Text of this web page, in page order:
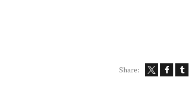
Share: